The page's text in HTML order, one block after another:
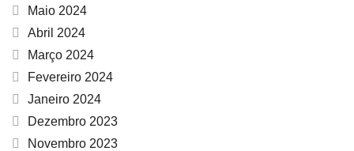
Maio 2024
Abril 2024
Março 2024
Fevereiro 2024
Janeiro 2024
Dezembro 2023
Novembro 2023